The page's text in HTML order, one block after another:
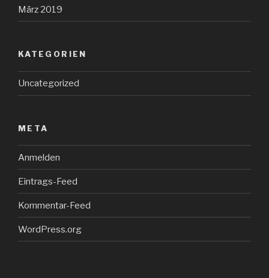
März 2019
KATEGORIEN
Uncategorized
META
Anmelden
Eintrags-Feed
Kommentar-Feed
WordPress.org